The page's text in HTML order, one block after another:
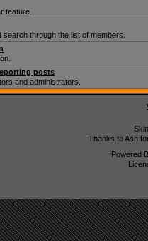
feature.
through the list of members.
posts
and administrators.
Thanks to Ash
Powered